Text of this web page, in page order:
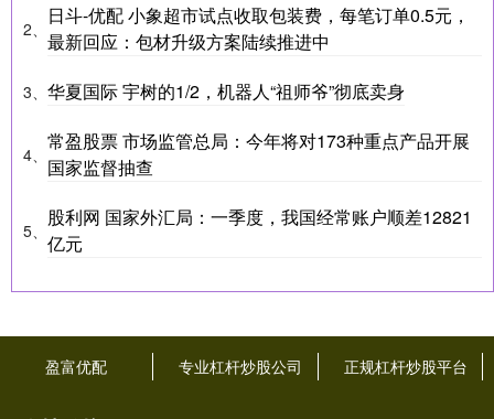
2、
日斗-优配 小象超市试点收取包装费，每笔订单0.5元，
最新回应：包材升级方案陆续推进中
3、 华夏国际 宇树的1/2，机器人“祖师爷”彻底卖身
4、
常盈股票 市场监管总局：今年将对173种重点产品开展
国家监督抽查
5、
股利网 国家外汇局：一季度，我国经常账户顺差12821
亿元
盈富优配 专业杠杆炒股公司 正规杠杆炒股平台